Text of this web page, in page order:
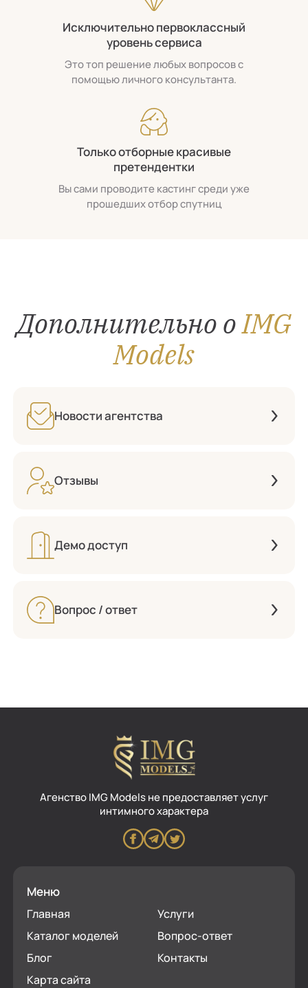
Исключительно первоклассный
уровень сервиса
Это топ решение любых вопросов с
помощью личного консультанта.
Только отборные красивые
претендентки
Вы сами проводите кастинг среди уже
прошедших отбор спутниц
Дополнительно оIMG
Models
Новости агентства
Отзывы
Демо доступ
Вопрос / ответ
Aгенство IMG Models не предоставляет услуг
интимного характера
Меню
Главная
Услуги
Каталог моделей
Вопрос-ответ
Блог
Контакты
Карта сайта